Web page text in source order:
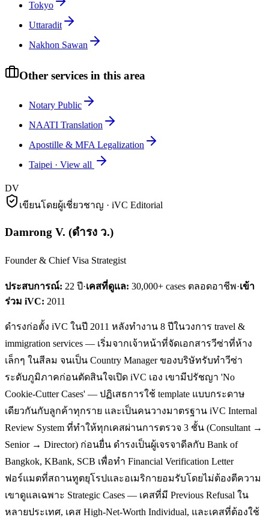
Tokyo
Uttaradit
Nakhon Sawan
Other services in this area
Notary Public
NAATI Translation
Apostille & MFA Legalization
Taipei · View all
DV
เขียนโดยผู้เชี่ยวชาญ · iVC Editorial
Damrong V. (ดำรง ว.)
Founder & Chief Visa Strategist
ประสบการณ์: 22 ปี·เคสที่ดูแล: 30,000+ cases ตลอดอาชีพ·เข้า
ร่วม iVC: 2011
ดำรงก่อตั้ง iVC ในปี 2011 หลังทำงาน 8 ปีในวงการ travel &
immigration services — เริ่มจากเจ้าหน้าที่จัดเอกสารวีซ่าที่ห้าง
เล็กๆ ในสีลม จนเป็น Country Manager ของบริษัทรับทำวีซ่า
ระดับภูมิภาคก่อนตัดสินใจเปิด iVC เอง เขามีปรัชญา 'No
Cookie-Cutter Cases' — ปฏิเสธการใช้ template แบบกระดาษ
เดียวกันกับลูกค้าทุกราย และเป็นคนวางมาตรฐาน iVC Internal
Review System ที่ทำให้ทุกเคสผ่านการตรวจ 3 ชั้น (Consultant →
Senior → Director) ก่อนยื่น ดำรงเป็นผู้เจรจาดีลกับ Bank of
Bangkok, KBank, SCB เพื่อทำ Financial Verification Letter
ฟอร์แมตที่สถานทูตยุโรปและอเมริกายอมรับโดยไม่ต้องตีความ
เขาดูแลเฉพาะ Strategic Cases — เคสที่มี Previous Refusal ใน
หลายประเทศ, เคส High-Net-Worth Individual, และเคสที่ต้องใช้